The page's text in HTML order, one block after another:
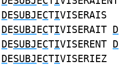
DESUBJECTIVISERAIS
DESUBJECTIVISERAIT D
DESUBJECTIVISERENT D
DESUBJECTIVISERIEZ